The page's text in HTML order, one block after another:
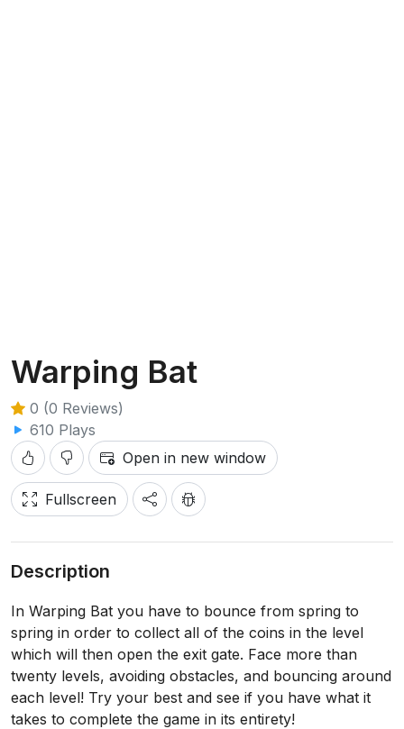
Warping Bat
0 (0 Reviews)
610 Plays
Open in new window
Fullscreen
Description
In Warping Bat you have to bounce from spring to
spring in order to collect all of the coins in the level
which will then open the exit gate. Face more than
twenty levels, avoiding obstacles, and bouncing around
each level! Try your best and see if you have what it
takes to complete the game in its entirety!